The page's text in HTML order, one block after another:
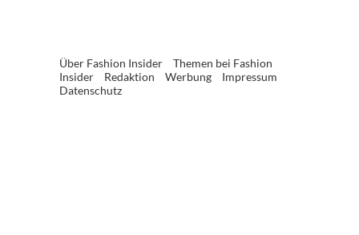
Über Fashion Insider
Themen bei Fashion
Insider
Redaktion Werbung
Impressum
Datenschutz